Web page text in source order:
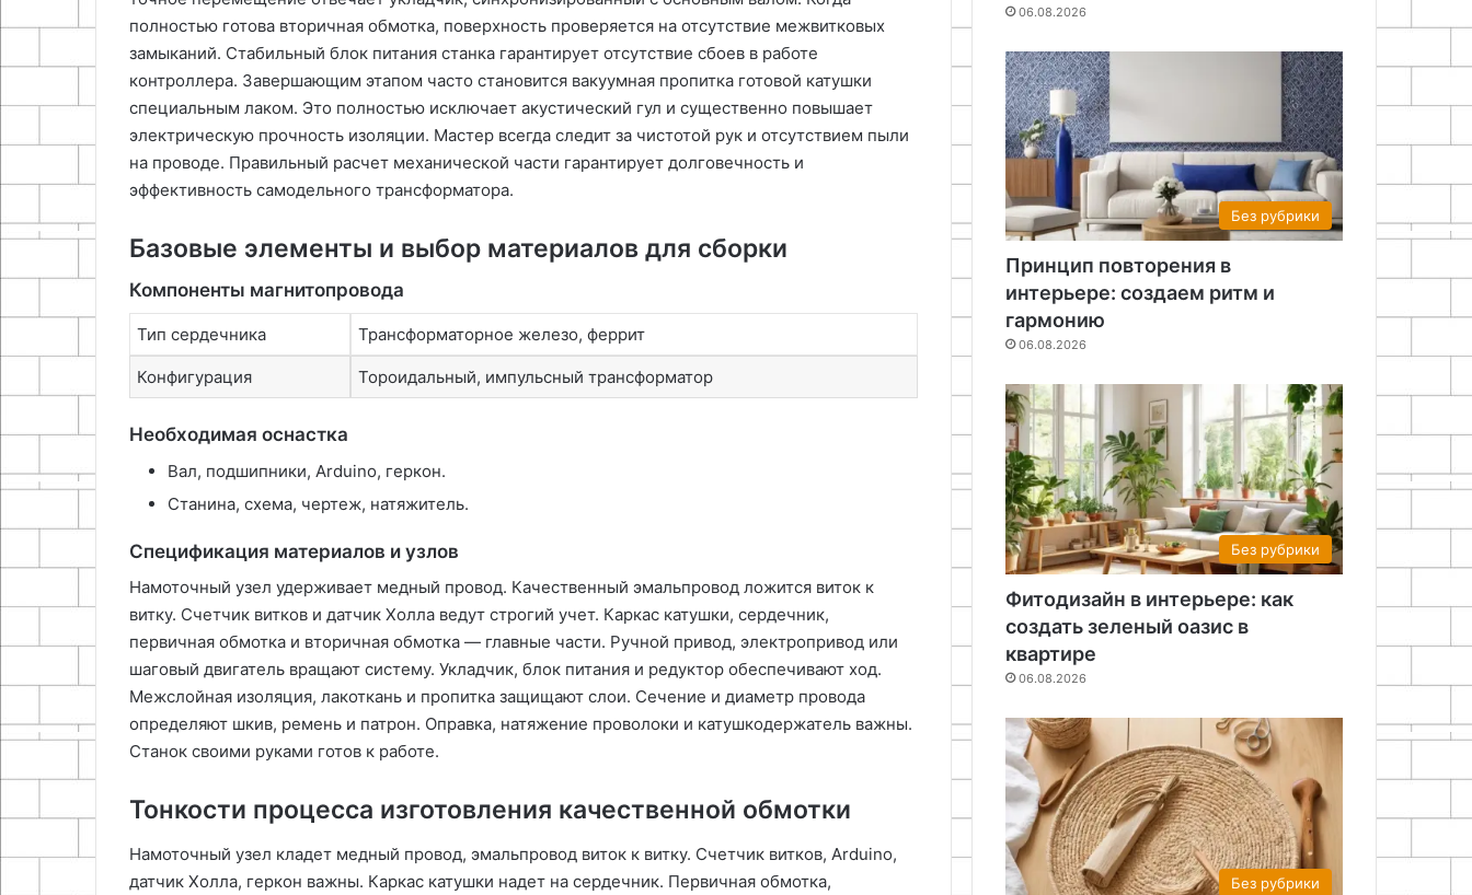
полностью готова вторичная обмотка, поверхность проверяется на отсутствие межвитковых
замыканий. Стабильный блок питания станка гарантирует отсутствие сбоев в работе
контроллера. Завершающим этапом часто становится вакуумная пропитка готовой катушки
специальным лаком. Это полностью исключает акустический гул и существенно повышает
электрическую прочность изоляции. Мастер всегда следит за чистотой рук и отсутствием пыли
на проводе. Правильный расчет механической части гарантирует долговечность и
эффективность самодельного трансформатора.
Базовые элементы и выбор материалов для сборки
Компоненты магнитопровода
Тип сердечника Трансформаторное железо, феррит
Конфигурация Тороидальный, импульсный трансформатор
Необходимая оснастка
Вал, подшипники, Arduino, геркон.
Станина, схема, чертеж, натяжитель.
Спецификация материалов и узлов
Намоточный узел удерживает медный провод. Качественный эмальпровод ложится виток к
витку. Счетчик витков и датчик Холла ведут строгий учет. Каркас катушки, сердечник,
первичная обмотка и вторичная обмотка — главные части. Ручной привод, электропривод или
шаговый двигатель вращают систему. Укладчик, блок питания и редуктор обеспечивают ход.
Межслойная изоляция, лакоткань и пропитка защищают слои. Сечение и диаметр провода
определяют шкив, ремень и патрон. Оправка, натяжение проволоки и катушкодержатель важны.
Станок своими руками готов к работе.
Тонкости процесса изготовления качественной обмотки
Намоточный узел кладет медный провод, эмальпровод виток к витку. Счетчик витков, Arduino,
датчик Холла, геркон важны. Каркас катушки надет на сердечник. Первичная обмотка,
06.08.2026
Без рубрики
Принцип повторения в
интерьере: создаем ритм и
гармонию
06.08.2026
Без рубрики
Фитодизайн в интерьере: как
создать зеленый оазис в
квартире
06.08.2026
Без рубрики